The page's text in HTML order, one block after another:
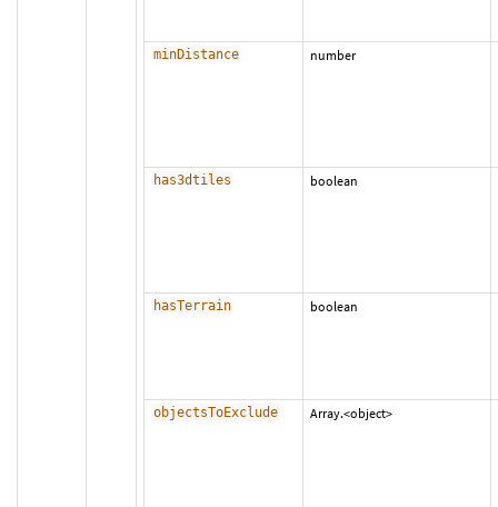
minDistance number
has3dtiles boolean
hasTerrain boolean
objectsToExclude Array.<object>